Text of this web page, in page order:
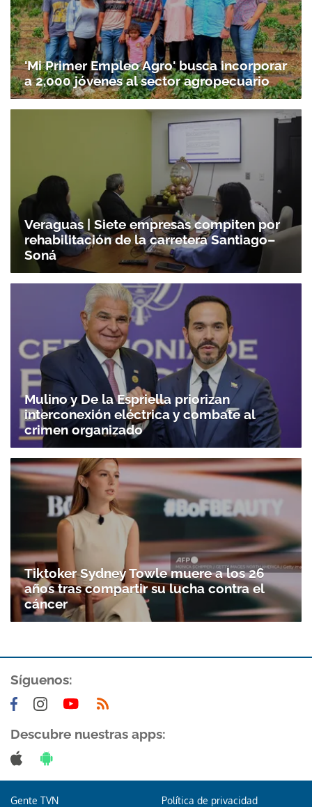
'Mi Primer Empleo Agro' busca incorporar
a 2,000 jóvenes al sector agropecuario
Veraguas | Siete empresas compiten por
rehabilitación de la carretera Santiago–
Soná
Mulino y De la Espriella priorizan
interconexión eléctrica y combate al
crimen organizado
Tiktoker Sydney Towle muere a los 26
años tras compartir su lucha contra el
cáncer
Síguenos:
Descubre nuestras apps:
Gente TVN Política de privacidad